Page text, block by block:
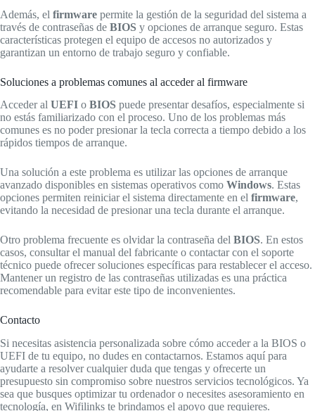
Además, el firmware permite la gestión de la seguridad del sistema a
través de contraseñas de BIOS y opciones de arranque seguro. Estas
características protegen el equipo de accesos no autorizados y
garantizan un entorno de trabajo seguro y confiable.
Soluciones a problemas comunes al acceder al firmware
Acceder al UEFI o BIOS puede presentar desafíos, especialmente si
no estás familiarizado con el proceso. Uno de los problemas más
comunes es no poder presionar la tecla correcta a tiempo debido a los
rápidos tiempos de arranque.
Una solución a este problema es utilizar las opciones de arranque
avanzado disponibles en sistemas operativos como Windows. Estas
opciones permiten reiniciar el sistema directamente en el firmware,
evitando la necesidad de presionar una tecla durante el arranque.
Otro problema frecuente es olvidar la contraseña del BIOS. En estos
casos, consultar el manual del fabricante o contactar con el soporte
técnico puede ofrecer soluciones específicas para restablecer el acceso.
Mantener un registro de las contraseñas utilizadas es una práctica
recomendable para evitar este tipo de inconvenientes.
Contacto
Si necesitas asistencia personalizada sobre cómo acceder a la BIOS o
UEFI de tu equipo, no dudes en contactarnos. Estamos aquí para
ayudarte a resolver cualquier duda que tengas y ofrecerte un
presupuesto sin compromiso sobre nuestros servicios tecnológicos. Ya
sea que busques optimizar tu ordenador o necesites asesoramiento en
tecnología, en Wifilinks te brindamos el apoyo que requieres.